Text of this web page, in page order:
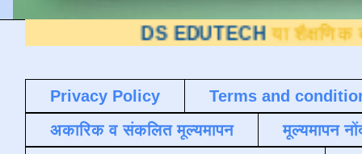
DS EDUTECH या शैक्षणिक ब्लॉगवर
Privacy Policy
Terms and
अकारिक व संकलित मूल्यमापन
मूल्यमापन